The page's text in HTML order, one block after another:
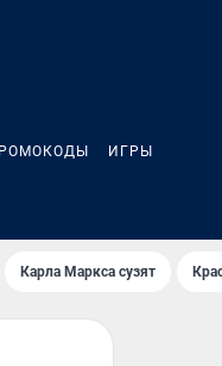
ИГРЫ
Карла Маркса сузят